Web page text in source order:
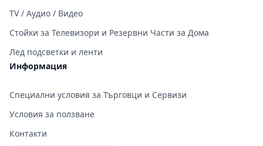
TV / Аудио / Видео
Стойки за Телевизори и Резервни Части за Дома
Лед подсветки и ленти
Информация
Специални условия за Търговци и Сервизи
Условия за ползване
Контакти